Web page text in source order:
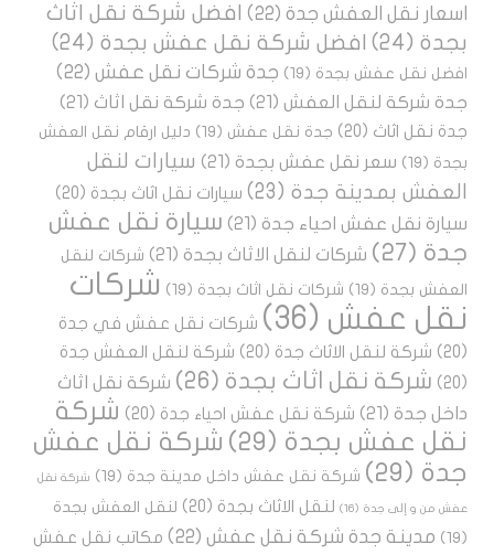
اسعار نقل العفش جدة (22)
افضل شركة نقل اثاث
بجدة (24) افضل شركة نقل عفش بجدة (24)
افضل نقل عفش بجدة (19) جدة شركات نقل عفش (22)
جدة شركة لنقل العفش (21) جدة شركة نقل اثاث (21)
جدة نقل اثاث (20) جدة نقل عفش (19)
دليل ارقام نقل العفش
بجدة (19) سعر نقل عفش بجدة (21)
سيارات لنقل
العفش بمدينة جدة (23) سيارات نقل اثاث بجدة (20)
سيارة نقل عفش احياء جدة (21)
سيارة نقل عفش
جدة (27) شركات لنقل الاثاث بجدة (21) شركات لنقل
العفش بجدة (19) شركات نقل اثاث بجدة (19)
شركات
نقل عفش (36)
شركات نقل عفش في جدة
(20)
شركة لنقل الاثاث جدة (20)
شركة لنقل العفش جدة
(20)
شركة نقل اثاث بجدة (26)
شركة نقل اثاث
داخل جدة (21) شركة نقل عفش احياء جدة (20)
شركة
نقل عفش بجدة (29)
شركة نقل عفش
جدة (29) شركة نقل عفش داخل مدينة جدة (19) شركة نقل
عفش من و إلى جدة (16) لنقل الاثاث بجدة (20)
لنقل العفش بجدة
(19)
مدينة جدة شركة نقل عفش (22)
مكاتب نقل عفش